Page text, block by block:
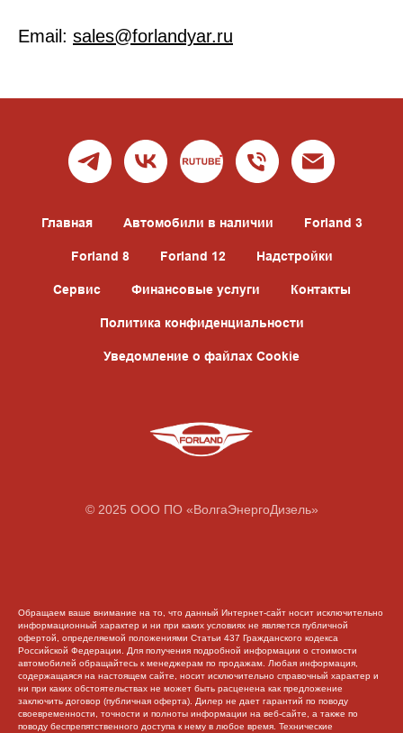
Email: sales@forlandyar.ru
Главная Автомобили в наличии Forland 3
Forland 8 Forland 12 Надстройки
Сервис Финансовые услуги Контакты
Политика конфиденциальности
Уведомление о файлах Cookie
© 2025 ООО ПО «ВолгаЭнергоДизель»
Обращаем ваше внимание на то, что данный Интернет-сайт носит исключительно
информационный характер и ни при каких условиях не является публичной
офертой, определяемой положениями Статьи 437 Гражданского кодекса
Российской Федерации. Для получения подробной информации о стоимости
автомобилей обращайтесь к менеджерам по продажам. Любая информация,
содержащаяся на настоящем сайте, носит исключительно справочный характер и
ни при каких обстоятельствах не может быть расценена как предложение
заключить договор (публичная оферта). Дилер не дает гарантий по поводу
своевременности, точности и полноты информации на веб-сайте, а также по
поводу беспрепятственного доступа к нему в любое время. Технические